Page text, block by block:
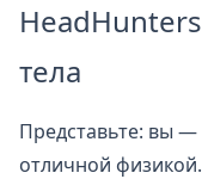
тела
Представьте: вы —
отличной